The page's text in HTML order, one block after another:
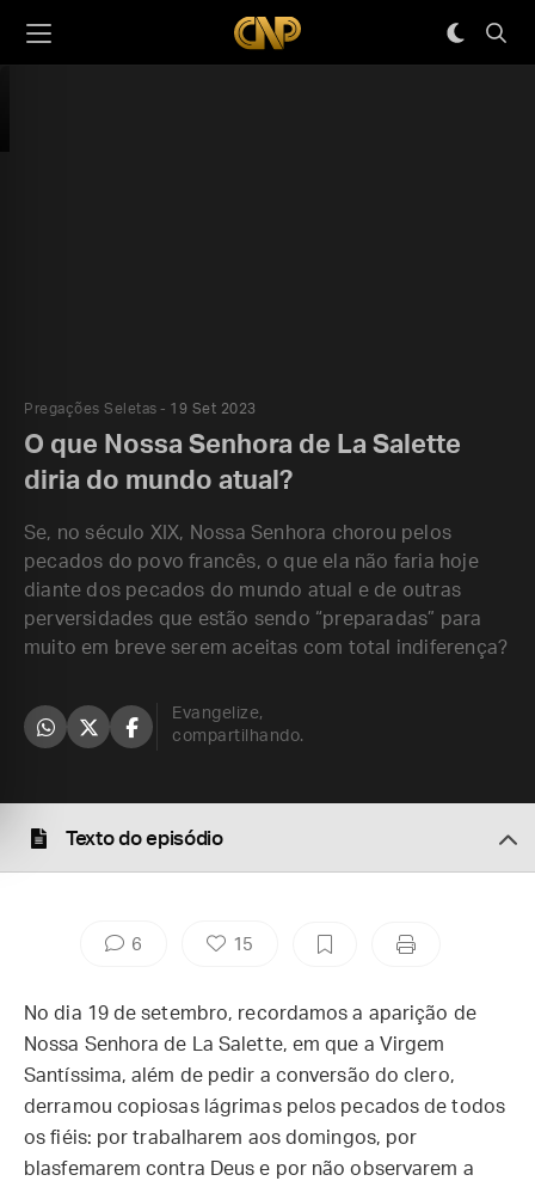
Pregações Seletas 19 Set 2023
O que Nossa Senhora de La Salette
diria do mundo atual?
Se, no século XIX, Nossa Senhora chorou pelos
pecados do povo francês, o que ela não faria hoje
diante dos pecados do mundo atual e de outras
perversidades que estão sendo “preparadas” para
muito em breve serem aceitas com total indiferença?
Evangelize,
compartilhando.
Texto do episódio
6 15
No dia 19 de setembro, recordamos a aparição de
Nossa Senhora de La Salette, em que a Virgem
Santíssima, além de pedir a conversão do clero,
derramou copiosas lágrimas pelos pecados de todos
os fiéis: por trabalharem aos domingos, por
blasfemarem contra Deus e por não observarem a